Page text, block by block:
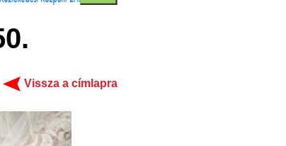
Vissza a címlapra